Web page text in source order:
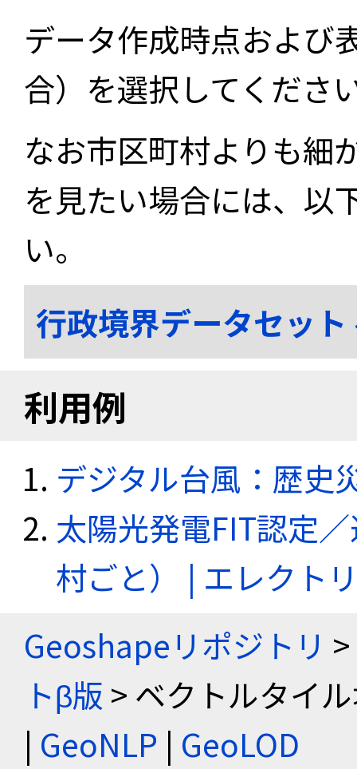
データ作成時点および
合）を選択してくださ
なお市区町村よりも細
を見たい場合には、以
い。
行政境界データセッ
利用例
デジタル台風：歴史
太陽光発電FIT認定
村ごと） | エレクト
Geoshapeリポジトリ >
トβ版 > ベクトルタイ
| GeoNLP | GeoLOD